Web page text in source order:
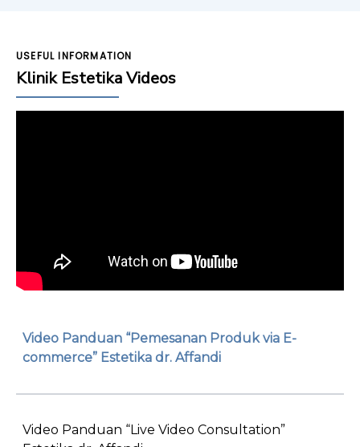
USEFUL INFORMATION
Klinik Estetika Videos
Video Panduan “Pemesanan Produk via E-
commerce” Estetika dr. Affandi
Video Panduan “Live Video Consultation”